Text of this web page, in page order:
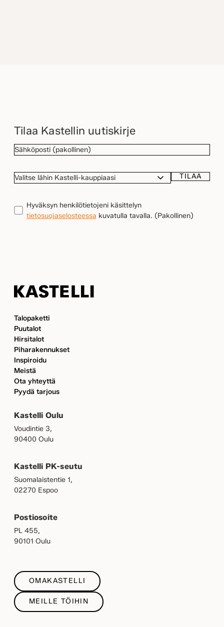
Tilaa Kastellin uutiskirje
SÄHKÖPOSTI(Pakollinen)
VALITSE
KAUPPIAASI
TIETOSUOJA(Pakollinen)
Hyväksyn henkilötietojeni käsittelyn
tietosuojaselosteessa kuvatulla tavalla. (Pakollinen)
TILAA
Talopaketti
Puutalot
Hirsitalot
Piharakennukset
Inspiroidu
Meistä
Ota yhteyttä
Pyydä tarjous
Kastelli Oulu
Voudintie 3,
90400 Oulu
Kastelli PK-seutu
Suomalaistentie 1,
02270 Espoo
Postiosoite
PL 455,
90101 Oulu
OMAKASTELLI
MEILLE TÖIHIN